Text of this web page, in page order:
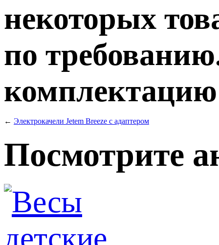
некоторых
по
комплектацию
← Электрокачели Jetem Breeze с адаптером
Посмотрите